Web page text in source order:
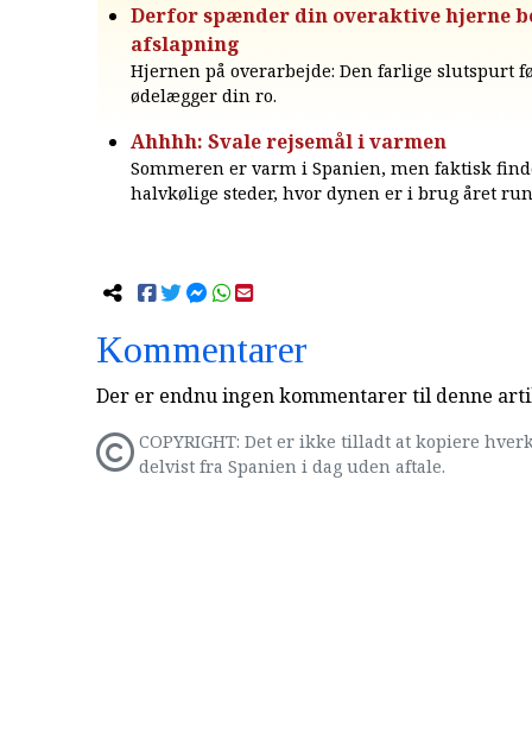
Derfor spænder din overaktive hjerne
afslapning
Hjernen på overarbejde: Den farlige slutspurt
ødelægger din ro.
Ahhhh: Svale rejsemål i varmen
Sommeren er varm i Spanien, men faktisk
halvkølige steder, hvor dynen er i brug året
Kommentarer
Der er endnu ingen kommentarer til denne
COPYRIGHT: Det er ikke tilladt at kopiere
delvist fra Spanien i dag uden aftale.